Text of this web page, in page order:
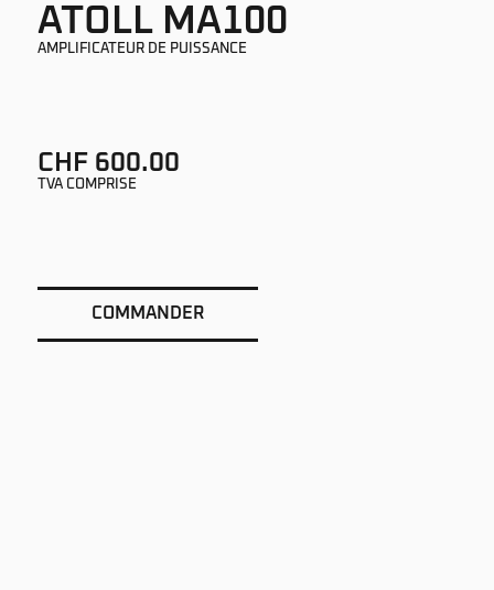
ATOLL MA100
AMPLIFICATEUR DE PUISSANCE
CHF 600.00
TVA COMPRISE
COMMANDER